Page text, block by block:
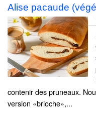
Alise pacaude
contenir des pruneaux.
version «brioche»,...